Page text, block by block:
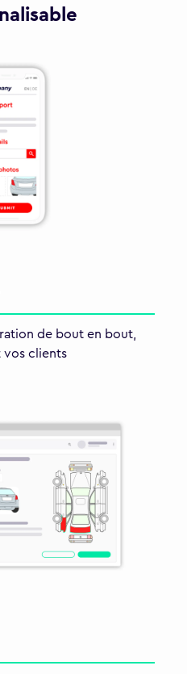
de bout en bout,
vos clients